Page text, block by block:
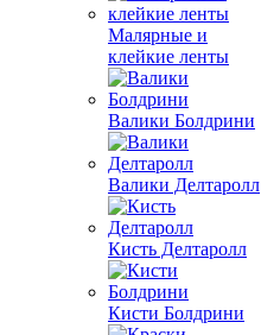
Малярные и
клейкие ленты
Валики Болдрини
Валики Делтаролл
Кисть Делтаролл
Кисти Болдрини